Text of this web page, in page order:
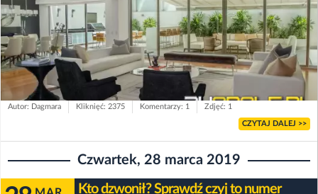
Autor: Dagmara Kliknięć: 2375 Komentarzy: 1 Zdjęć: 1
CZYTAJ DALEJ >>
Czwartek, 28 marca 2019
Kto dzwonił? Sprawdź czyj to numer